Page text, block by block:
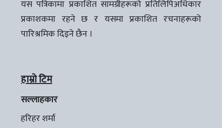
यस पत्रिकामा प्रकाशित सामग्रीहरूको प्रतिलिपिअधिकार
प्रकाशकमा रहने छ र यसमा प्रकाशित रचनाहरूको
पारिश्रमिक दिइने छैन ।
हाम्रो टिम
सल्लाहकार
हरिहर शर्मा